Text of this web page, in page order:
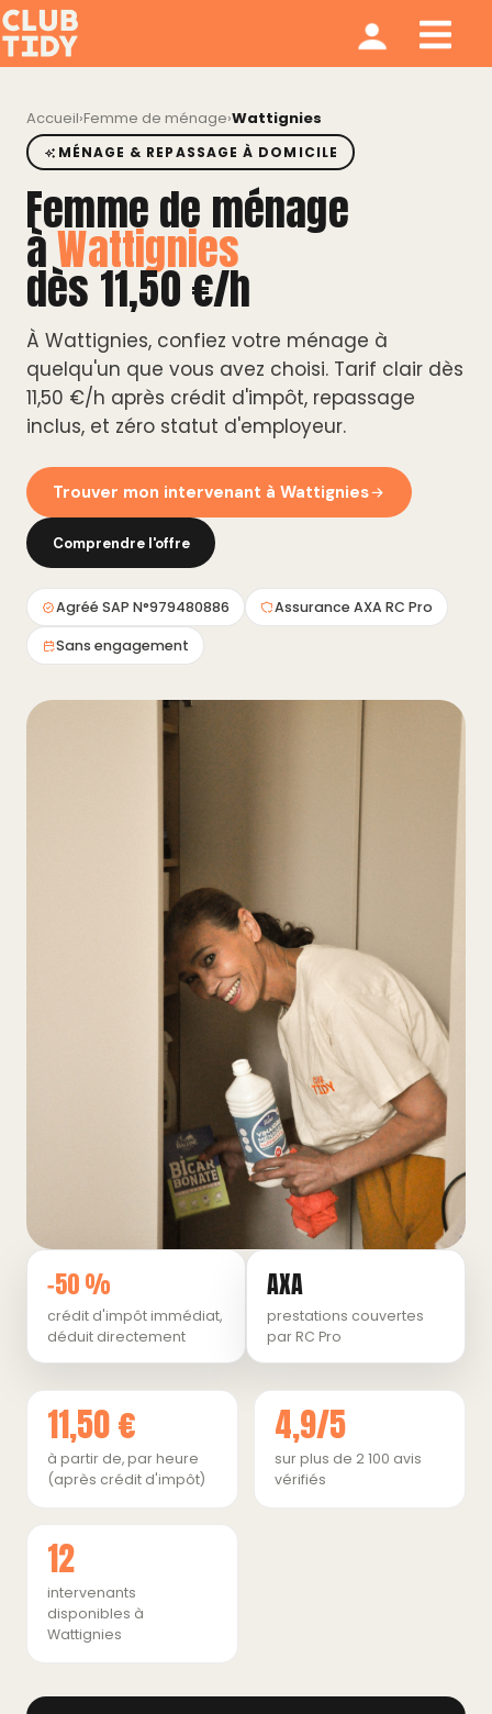
Accueil›Femme de ménage›Wattignies
MÉNAGE & REPASSAGE À DOMICILE
Femme de ménage
àWattignies
dès 11,50 €/h
À Wattignies, confiez votre ménage à
quelqu'un que vous avez choisi. Tarif clair dès
11,50 €/h après crédit d'impôt, repassage
inclus, et zéro statut d'employeur.
Trouver mon intervenant à Wattignies
Comprendre l'offre
Agréé SAP N°979480886 Assurance AXA RC Pro
Sans engagement
−50 %
crédit d'impôt immédiat,
déduit directement
AXA
prestations couvertes
par RC Pro
11,50 €
à partir de, par heure
(après crédit d'impôt)
4,9/5
sur plus de 2 100 avis
vérifiés
12
intervenants
disponibles à
Wattignies